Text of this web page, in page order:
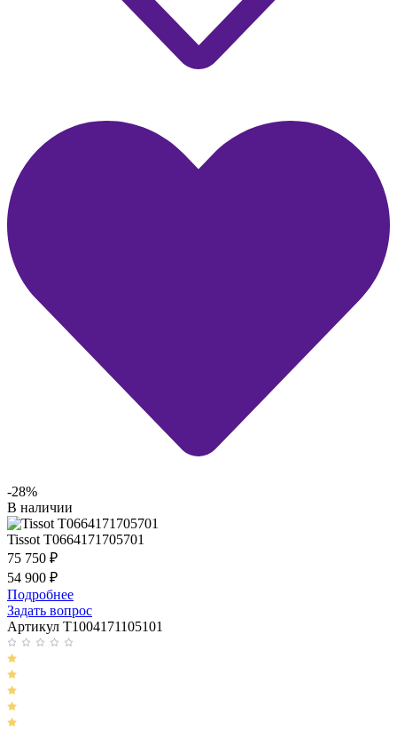
-28%
В наличии
Tissot T0664171705701
75 750 ₽
54 900 ₽
Подробнее
Задать вопрос
Артикул T1004171105101